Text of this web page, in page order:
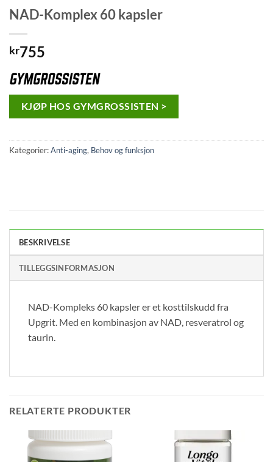
NAD-Komplex 60 kapsler
kr755
KJØP HOS GYMGROSSISTEN >
Kategorier:Anti-aging, Behov og funksjon
BESKRIVELSE
TILLEGGSINFORMASJON
NAD-Kompleks 60 kapsler er et kosttilskudd fra
Upgrit. Med en kombinasjon av NAD, resveratrol og
taurin.
RELATERTE PRODUKTER